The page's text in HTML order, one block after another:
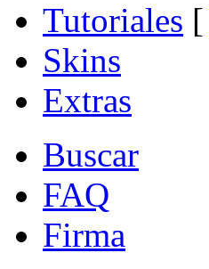
Tutoriales [
Skins
Extras
Buscar
FAQ
Firma